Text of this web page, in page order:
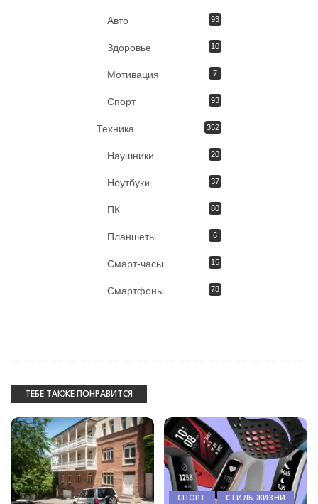
Авто 93
Здоровье 10
Мотивация 7
Спорт 93
Техника 352
Наушники 20
Ноутбуки 37
ПК 80
Планшеты 6
Смарт-часы 15
Смартфоны 78
ТЕБЕ ТАКЖЕ ПОНРАВИТСЯ
СПОРТ
СТИЛЬ ЖИЗНИ